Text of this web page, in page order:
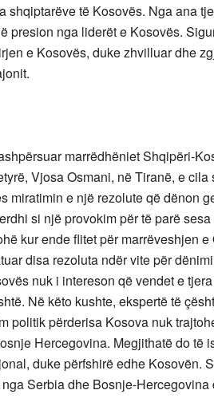
shqiptarëve të Kosovës. Nga ana
presion nga liderët e Kosovës.
e Kosovës, duke zhvilluar dhe
marrëdhëniet Shqipëri-
Vjosa Osmani, në Tiranë, e
miratimin e një rezolute që dënon
si një provokim për të parë
kur ende flitet për marrëveshjen
disa rezoluta ndër vite për
nuk i intereson që vendet e
Në këto kushte, ekspertë të
politik përderisa Kosova nuk
Hercegovina. Megjithatë do të
duke përfshirë edhe Kosovën.
Serbia dhe Bosnje-